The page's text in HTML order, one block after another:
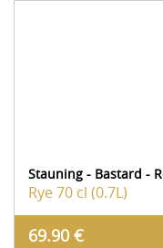
Stauning - Bastard -
Rye70 cl (0.7L)
69.90 €